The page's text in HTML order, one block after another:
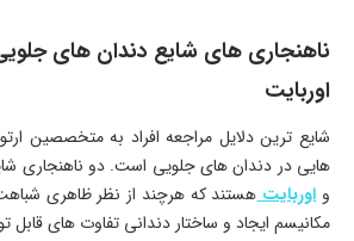
ناهنجاری های شایع دندان های
اوربایت
شایع ترین دلایل مراجعه افراد به متخصصین
هایی در دندان های جلویی است. دو ناهنجاری
واوربایتهستند که هرچند از نظر ظاهری شباهت
مکانیسم ایجاد و ساختار دندانی تفاوت های قابل